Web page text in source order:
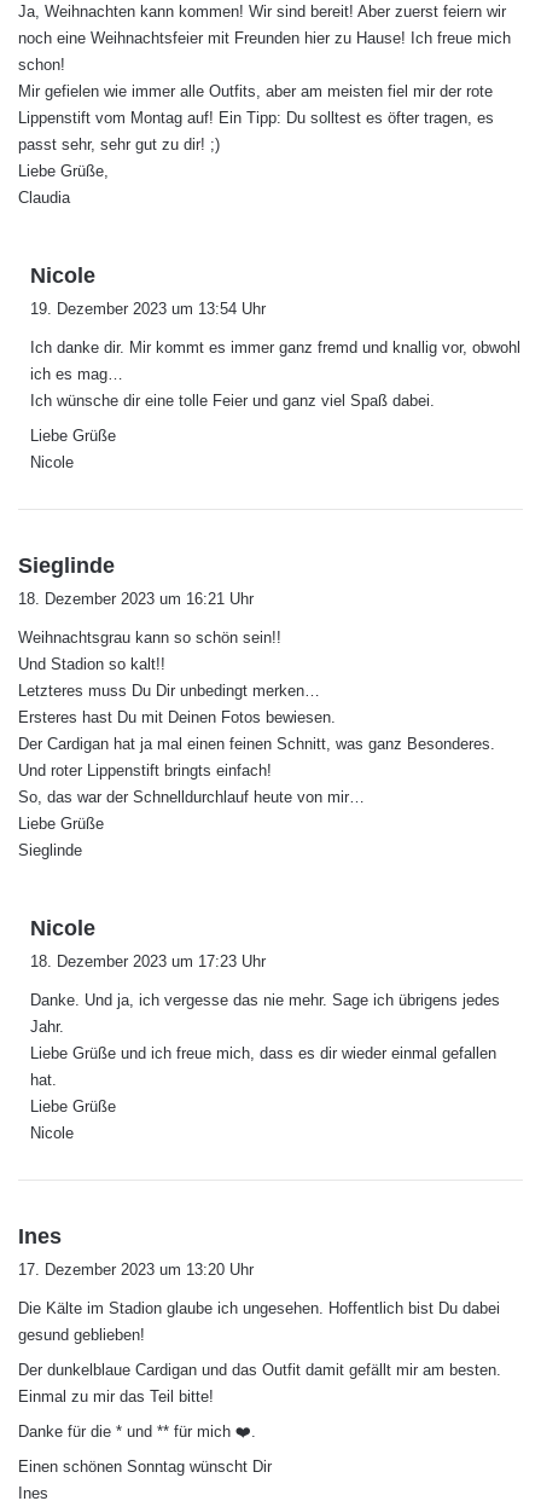
t
:
Ja, Weihnachten kann kommen! Wir sind bereit! Aber zuerst feiern wir
noch eine Weihnachtsfeier mit Freunden hier zu Hause! Ich freue mich
schon!
Mir gefielen wie immer alle Outfits, aber am meisten fiel mir der rote
Lippenstift vom Montag auf! Ein Tipp: Du solltest es öfter tragen, es
passt sehr, sehr gut zu dir! ;)
Liebe Grüße,
Claudia
Nicole
t
:
19. Dezember 2023 um 13:54 Uhr
Ich danke dir. Mir kommt es immer ganz fremd und knallig vor, obwohl
ich es mag…
Ich wünsche dir eine tolle Feier und ganz viel Spaß dabei.
Liebe Grüße
Nicole
Sieglinde
t
:
18. Dezember 2023 um 16:21 Uhr
Weihnachtsgrau kann so schön sein!!
Und Stadion so kalt!!
Letzteres muss Du Dir unbedingt merken…
Ersteres hast Du mit Deinen Fotos bewiesen.
Der Cardigan hat ja mal einen feinen Schnitt, was ganz Besonderes.
Und roter Lippenstift bringts einfach!
So, das war der Schnelldurchlauf heute von mir…
Liebe Grüße
Sieglinde
Nicole
t
18. Dezember 2023 um 17:23 Uhr
Danke. Und ja, ich vergesse das nie mehr. Sage ich übrigens jedes
Jahr.
Liebe Grüße und ich freue mich, dass es dir wieder einmal gefallen
hat.
Liebe Grüße
Nicole
Ines
t
:
17. Dezember 2023 um 13:20 Uhr
Die Kälte im Stadion glaube ich ungesehen. Hoffentlich bist Du dabei
gesund geblieben!
Der dunkelblaue Cardigan und das Outfit damit gefällt mir am besten.
Einmal zu mir das Teil bitte!
Danke für die * und ** für mich ❤️.
Einen schönen Sonntag wünscht Dir
Ines